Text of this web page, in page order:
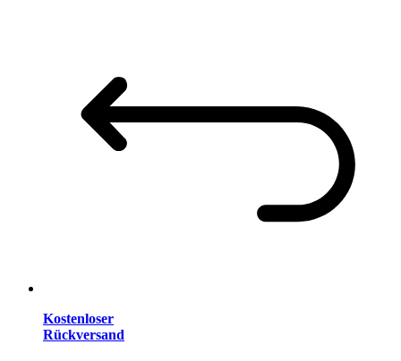
Kostenloser
Rückversand